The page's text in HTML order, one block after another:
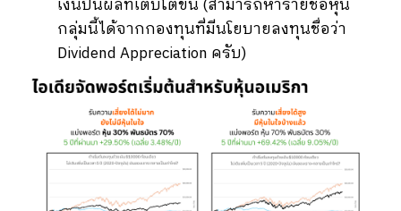
กลุ่มนี้ได้จากกองทุนที่มีนโยบายลงทุนชื่อว่า
Dividend Appreciation ครับ)